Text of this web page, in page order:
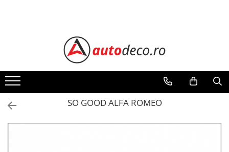
ALFA ROMEO
BMW
CHEVROLET
SO GOOD ALFA ROMEO